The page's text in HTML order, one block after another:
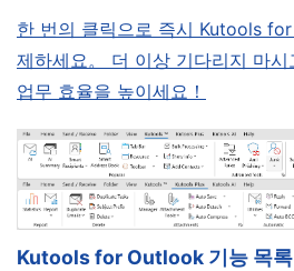
한 번의 클릭으로 즉시 Kutools
제하세요。 더 이상 기다리지 마
업무 효율을 높이세요！
Kutools for Outlook 기능 목록